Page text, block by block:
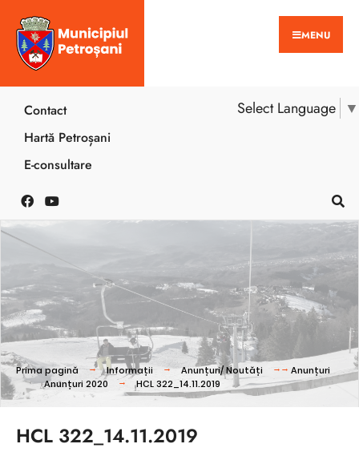
MENU
Select Language ▼
Contact
Hartă Petroșani
E-consultare
Prima pagină Informații Anunțuri/ Noutăți
Anunțuri
Anunțuri 2020
HCL 322_14.11.2019
HCL 322_14.11.2019